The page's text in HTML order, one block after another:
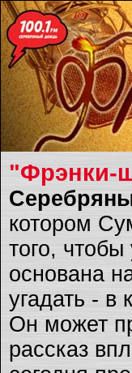
"Фрэнки-
котором
того,
основана
угадать -
Он может
рассказ